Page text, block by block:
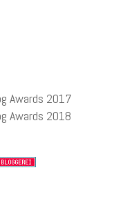
Awards 2017
Awards 2018